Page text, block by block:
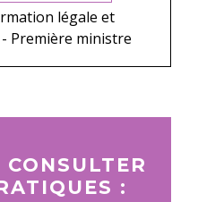
légale et
Première ministre
: